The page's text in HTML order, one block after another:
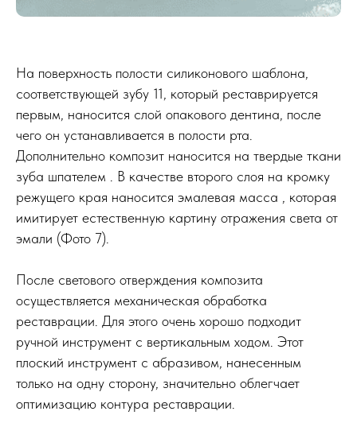
На поверхность полости силиконового шаблона,
соответствующей зубу 11, который реставрируется
первым, наносится слой опакового дентина, после
чего он устанавливается в полости рта.
Дополнительно композит наносится на твердые ткани
зуба шпателем . В качестве второго слоя на кромку
режущего края наносится эмалевая масса , которая
имитирует естественную картину отражения света от
эмали (Фото 7).
После светового отверждения композита
осуществляется механическая обработка
реставрации. Для этого очень хорошо подходит
ручной инструмент с вертикальным ходом. Этот
плоский инструмент с абразивом, нанесенным
только на одну сторону, значительно облегчает
оптимизацию контура реставрации.